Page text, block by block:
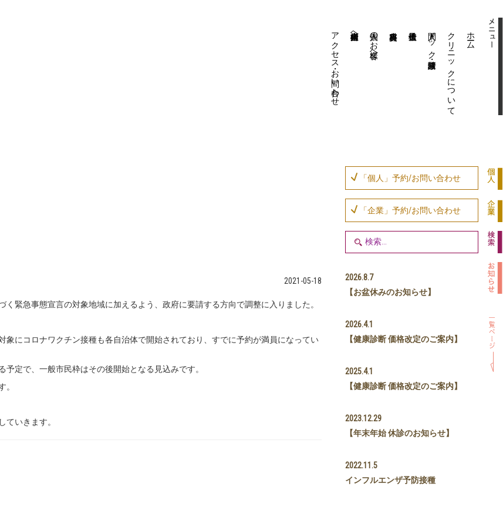
アクセス・お問い合わせ 企業内担当者様へ 個人のお客様へ 人間ドック・健康診断 クリニックについて ホーム
2021-05-18
緊急事態宣言の対象地域に加えるよう、政府に要請する方向で調整に入りました。
にコロナワクチン接種も各自治体で開始されており、すでに予約が満員になってい
定で、一般市民枠はその後開始となる見込みです。
。
ていきます。
「個人」予約/お問い合わせ
「企業」予約/お問い合わせ
2026.8.7
【お盆休みのお知らせ】
2026.4.1
【健康診断 価格改定のご案内】
2025.4.1
【健康診断 価格改定のご案内】
2023.12.29
【年末年始 休診のお知らせ】
2022.11.5
インフルエンザ予防接種